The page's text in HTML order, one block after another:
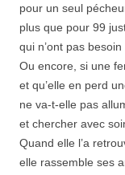
pour un seul
plus que pour 99
qui n’ont pas besoin
Ou encore, si une
et qu’elle en perd
ne va-t-elle pas
et chercher avec
Quand elle l’a
elle rassemble ses